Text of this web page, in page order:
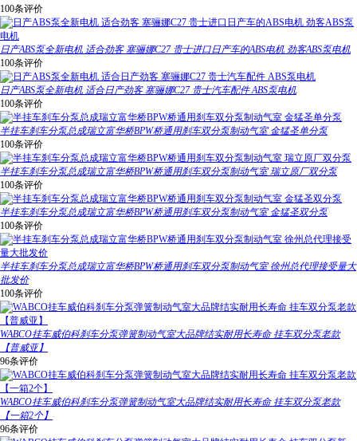
100条评价
日产ABS泵全新电机 适合劲客 塞骊娜C27 贵士进口日产车的ABS电机 劲客ABS泵电机
100条评价
日产ABS泵全新电机 适合日产劲客 塞骊娜C27 贵士汽车配件 ABS泵电机
100条评价
半挂车刹车分泵总成瑞立富华桥BPW桥通用刹车双分泵制动气室 金猛圣单分泵
100条评价
半挂车刹车分泵总成瑞立富华桥BPW桥通用刹车双分泵制动气室 瑞立原厂双分泵
100条评价
半挂车刹车分泵总成瑞立富华桥BPW桥通用刹车双分泵制动气室 金猛圣双分泵
100条评价
半挂车刹车分泵总成瑞立富华桥BPW桥通用刹车双分泵制动气室 徐州总代理接受量大
批发价
100条评价
WABCO挂车威伯科刹车分泵弹簧制动气室大品牌结实耐用长寿命 挂车双分泵老款
【普威亚】
96条评价
WABCO挂车威伯科刹车分泵弹簧制动气室大品牌结实耐用长寿命 挂车双分泵老款
【一箱2个】
96条评价